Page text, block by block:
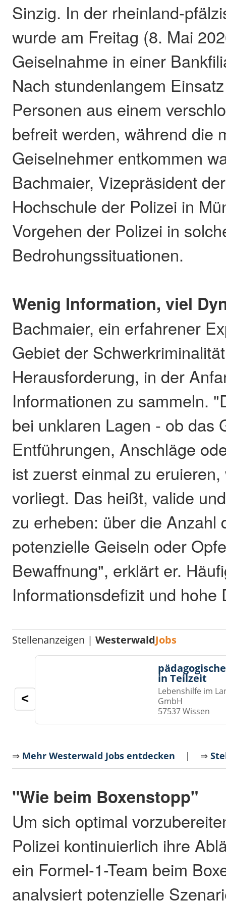
Sinzig. In der rheinland-
wurde am Freitag (8. Mai
Geiselnahme in einer
Nach stundenlangem
Personen aus einem
befreit werden, während die
Geiselnehmer entkommen
Bachmaier, Vizepräsident
Hochschule der Polizei in
Vorgehen der Polizei in
Bedrohungssituationen.
Wenig Information, viel
Bachmaier, ein erfahrener
Gebiet der
Herausforderung, in der
Informationen zu sammeln.
bei unklaren Lagen - ob das
Entführungen, Anschläge
ist zuerst einmal zu
vorliegt. Das heißt, valide
zu erheben: über die Anzahl
potenzielle Geiseln oder
Bewaffnung", erklärt er.
Informationsdefizit und hohe
Stellenanzeigen |WesterwaldJobs
in Teilzeit
Lebenshilfe im
GmbH
57537 Wissen
<
⇒ Mehr Westerwald Jobs entdecken | ⇒
"Wie beim Boxenstopp"
Um sich optimal
Polizei kontinuierlich ihre
ein Formel-1-Team beim
analysiert potenzielle